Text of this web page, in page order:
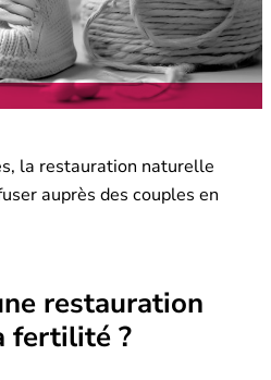
la restauration naturelle
auprès des couples en
restauration
fertilité ?